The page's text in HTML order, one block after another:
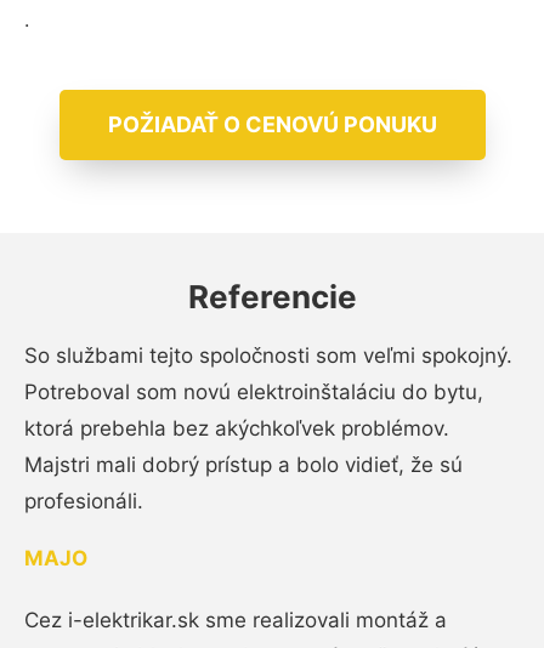
.
POŽIADAŤ O CENOVÚ PONUKU
Referencie
So službami tejto spoločnosti som veľmi spokojný.
Potreboval som novú elektroinštaláciu do bytu,
ktorá prebehla bez akýchkoľvek problémov.
Majstri mali dobrý prístup a bolo vidieť, že sú
profesionáli.
MAJO
Cez i-elektrikar.sk sme realizovali montáž a